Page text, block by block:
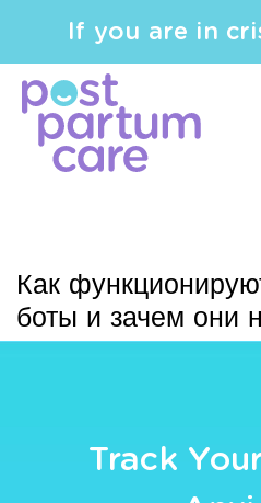
If you are in
Как
боты и зачем они
Track